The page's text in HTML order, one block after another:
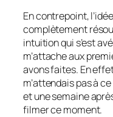
En contrepoint,
complètement
intuition qui s’est
m’attache aux
avons faites. En
m’attendais pas à
et une semaine
filmer ce moment.